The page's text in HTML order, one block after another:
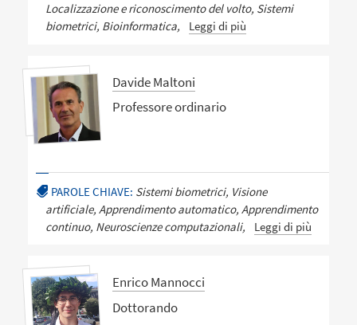
Localizzazione e riconoscimento del volto, Sistemi
biometrici, Bioinformatica,
Leggi di più
Davide Maltoni
Professore ordinario
PAROLE CHIAVE: Sistemi biometrici, Visione
artificiale, Apprendimento automatico, Apprendimento
continuo, Neuroscienze computazionali,
Leggi di più
Enrico Mannocci
Dottorando